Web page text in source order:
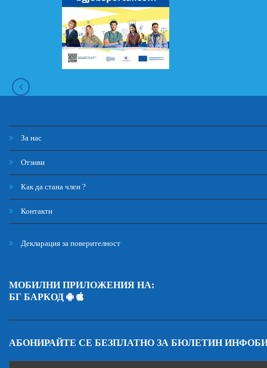
За нас
Отзиви
Как да стана член ?
Контакти
Декларация за поверителност
МОБИЛНИ ПРИЛОЖЕНИЯ НА:
БГ БАРКОД
АБОНИРАЙТЕ СЕ БЕЗПЛАТНО ЗА БЮЛЕТИН